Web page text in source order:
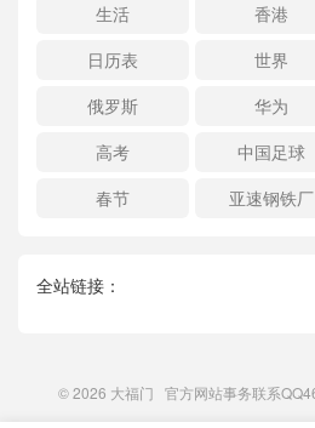
生活
香港
日历表
世界
俄罗斯
华为
高考
中国足球
春节
亚速钢铁厂
全站链接：
© 2026 大福门 官方网站事务联系